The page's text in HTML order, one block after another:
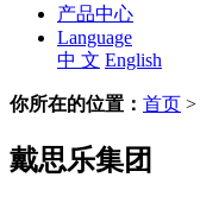
产品中心
Language
中 文 English
你所在的位置： 首页 >
戴思乐集团